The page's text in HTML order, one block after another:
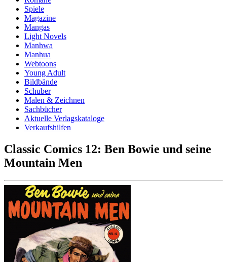
Spiele
Magazine
Mangas
Light Novels
Manhwa
Manhua
Webtoons
Young Adult
Bildbände
Schuber
Malen & Zeichnen
Sachbücher
Aktuelle Verlagskataloge
Verkaufshilfen
Classic Comics 12: Ben Bowie und seine
Mountain Men